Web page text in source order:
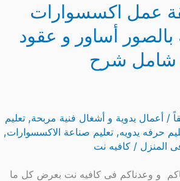
عمل اكسسوارات
بالصور أساور و عقود
شرح
/ أعمال يدوية و أشغال فنية مربحة,تعليم
حرفه يدويه,تعليم صناعة الاكسسوارات,
المنزل /كافيه نت
و وعدناكم فى كافيه نت بعرض كل ما